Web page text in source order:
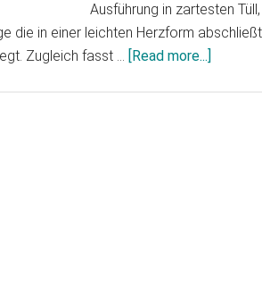
Ausführung in zartesten
die in einer leichten Herzform
Zugleich fasst … [Read more...]